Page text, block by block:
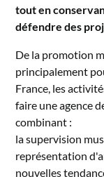
tout en
défendre des
De la promotion
principalement
France, les
faire une agence
combinant :
la supervision
représentation
nouvelles